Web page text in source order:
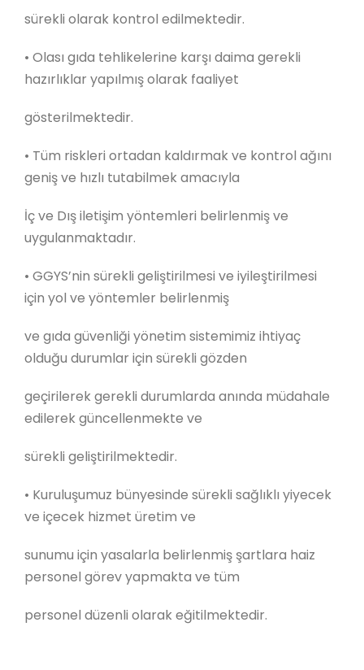
sürekli olarak kontrol edilmektedir.
• Olası gıda tehlikelerine karşı daima gerekli
hazırlıklar yapılmış olarak faaliyet
gösterilmektedir.
• Tüm riskleri ortadan kaldırmak ve kontrol ağını
geniş ve hızlı tutabilmek amacıyla
İç ve Dış iletişim yöntemleri belirlenmiş ve
uygulanmaktadır.
• GGYS’nin sürekli geliştirilmesi ve iyileştirilmesi
için yol ve yöntemler belirlenmiş
ve gıda güvenliği yönetim sistemimiz ihtiyaç
olduğu durumlar için sürekli gözden
geçirilerek gerekli durumlarda anında müdahale
edilerek güncellenmekte ve
sürekli geliştirilmektedir.
• Kuruluşumuz bünyesinde sürekli sağlıklı yiyecek
ve içecek hizmet üretim ve
sunumu için yasalarla belirlenmiş şartlara haiz
personel görev yapmakta ve tüm
personel düzenli olarak eğitilmektedir.